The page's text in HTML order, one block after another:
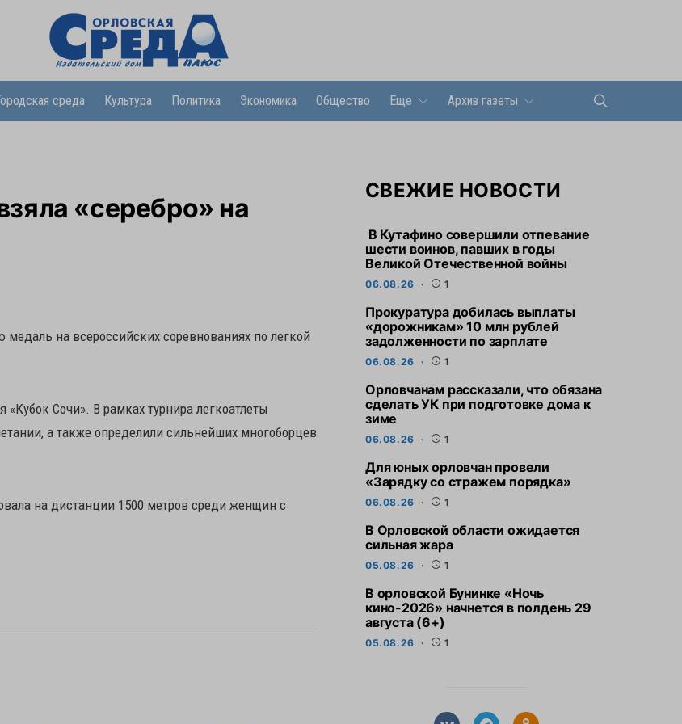
среда Культура Политика Экономика Общество Еще Архив газеты
«серебро» на
на всероссийских соревнованиях по легкой
Сочи». В рамках турнира легкоатлеты
а также определили сильнейших многоборцев
на дистанции 1500 метров среди женщин с
СВЕЖИЕ НОВОСТИ
В Кутафино совершили отпевание
шести воинов, павших в годы
Великой Отечественной войны
06.08.26 1
Прокуратура добилась выплаты
«дорожникам» 10 млн рублей
задолженности по зарплате
06.08.26 1
Орловчанам рассказали, что обязана
сделать УК при подготовке дома к
зиме
06.08.26 1
Для юных орловчан провели
«Зарядку со стражем порядка»
06.08.26 1
В Орловской области ожидается
сильная жара
05.08.26 1
В орловской Бунинке «Ночь
кино-2026» начнется в полдень 29
августа (6+)
05.08.26 1